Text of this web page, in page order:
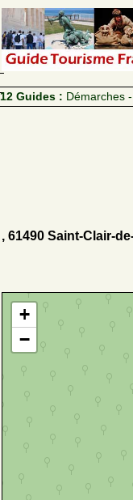
12 Guides : Démarches
, 61490 Saint-Clair-
+
−